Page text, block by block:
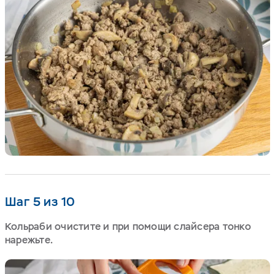
Шаг 5 из 10
Кольраби очистите и при помощи слайсера тонко
нарежьте.